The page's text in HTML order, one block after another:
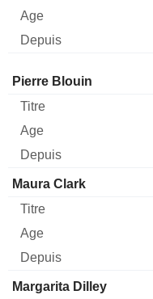
Administrateur
Pierre Blouin
Maura Clark
Margarita Dilley